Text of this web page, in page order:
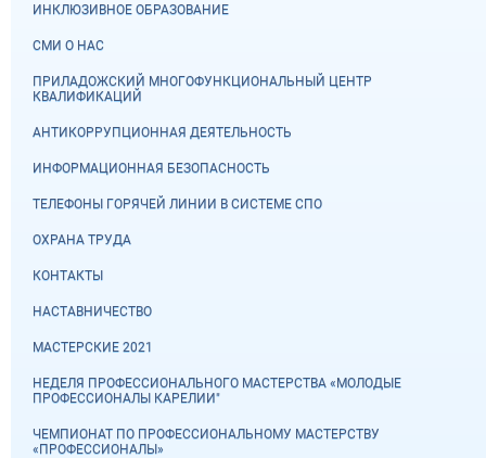
ИНКЛЮЗИВНОЕ ОБРАЗОВАНИЕ
СМИ О НАС
ПРИЛАДОЖСКИЙ МНОГОФУНКЦИОНАЛЬНЫЙ ЦЕНТР
КВАЛИФИКАЦИЙ
АНТИКОРРУПЦИОННАЯ ДЕЯТЕЛЬНОСТЬ
ИНФОРМАЦИОННАЯ БЕЗОПАСНОСТЬ
ТЕЛЕФОНЫ ГОРЯЧЕЙ ЛИНИИ В СИСТЕМЕ СПО
ОХРАНА ТРУДА
КОНТАКТЫ
НАСТАВНИЧЕСТВО
МАСТЕРСКИЕ 2021
НЕДЕЛЯ ПРОФЕССИОНАЛЬНОГО МАСТЕРСТВА «МОЛОДЫЕ
ПРОФЕССИОНАЛЫ КАРЕЛИИ"
ЧЕМПИОНАТ ПО ПРОФЕССИОНАЛЬНОМУ МАСТЕРСТВУ
«ПРОФЕССИОНАЛЫ»